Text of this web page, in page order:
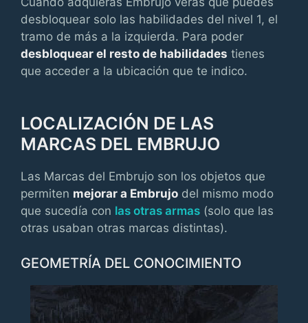
desbloquear solo las habilidades del nivel 1, el
tramo de más a la izquierda. Para poder
desbloquear el resto de habilidades tienes
que acceder a la ubicación que te indico.
LOCALIZACIÓN DE LAS
MARCAS DEL EMBRUJO
Las Marcas del Embrujo son los objetos que
permiten mejorar a Embrujo del mismo modo
que sucedía con las otras armas (solo que las
otras usaban otras marcas distintas).
GEOMETRÍA DEL CONOCIMIENTO